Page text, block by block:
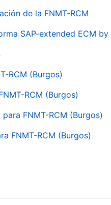
de la FNMT-RCM
SAP-extended ECM by
RCM (Burgos)
RCM (Burgos)
FNMT-RCM (Burgos)
FNMT-RCM (Burgos)